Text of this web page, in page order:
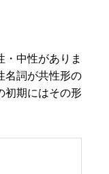
・中性がありま
名詞が共性形の
初期にはその形